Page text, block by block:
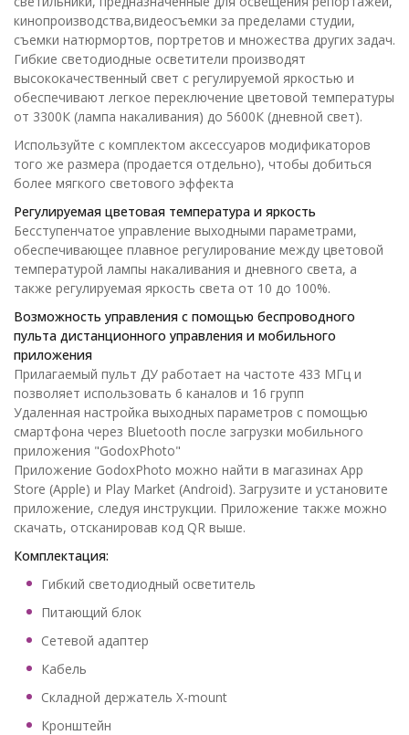
кинопроизводства,видеосъемки за пределами студии,
съемки натюрмортов, портретов и множества других задач.
Гибкие светодиодные осветители производят
высококачественный свет с регулируемой яркостью и
обеспечивают легкое переключение цветовой температуры
от 3300К (лампа накаливания) до 5600К (дневной свет).
Используйте с комплектом аксессуаров модификаторов
того же размера (продается отдельно), чтобы добиться
более мягкого светового эффекта
Регулируемая цветовая температура и яркость
Бесступенчатое управление выходными параметрами,
обеспечивающее плавное регулирование между цветовой
температурой лампы накаливания и дневного света, а
также регулируемая яркость света от 10 до 100%.
Возможность управления с помощью беспроводного
пульта дистанционного управления и мобильного
приложения
Прилагаемый пульт ДУ работает на частоте 433 МГц и
позволяет использовать 6 каналов и 16 групп
Удаленная настройка выходных параметров с помощью
смартфона через Bluetooth после загрузки мобильного
приложения "GodoxPhoto"
Приложение GodoxPhoto можно найти в магазинах App
Store (Apple) и Play Market (Android). Загрузите и установите
приложение, следуя инструкции. Приложение также можно
скачать, отсканировав код QR выше.
Комплектация:
Гибкий светодиодный осветитель
Питающий блок
Сетевой адаптер
Кабель
Складной держатель X-mount
Кронштейн